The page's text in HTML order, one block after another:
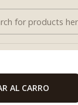
AL CARRO